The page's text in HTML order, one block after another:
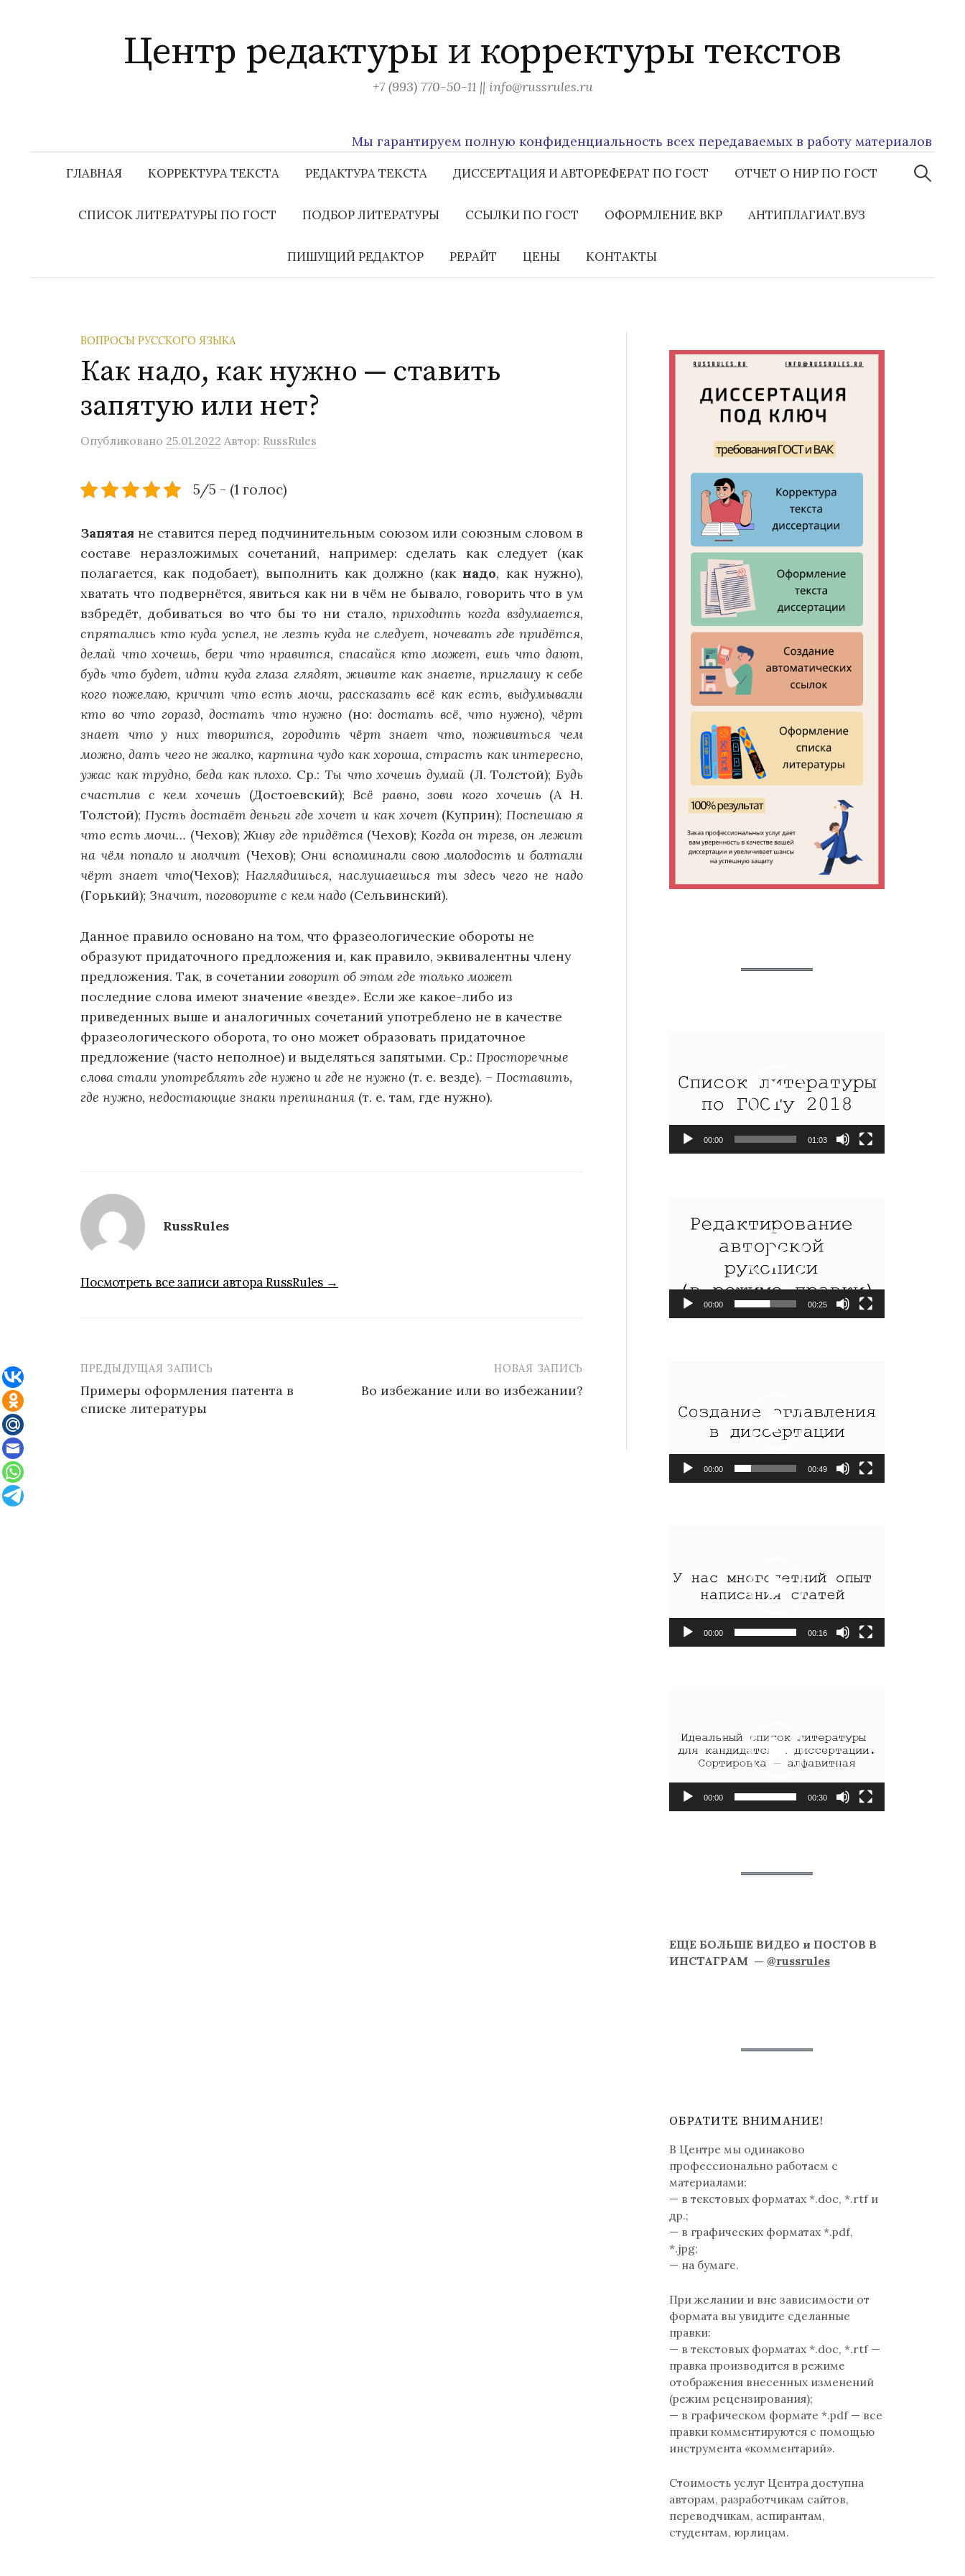
Центр редактуры и корректуры текстов
+7 (993) 770-50-11 || info@russrules.ru
Мы гарантируем полную конфиденциальность всех передаваемых в работу материалов
ГЛАВНАЯ КОРРЕКТУРА ТЕКСТА РЕДАКТУРА ТЕКСТА ДИССЕРТАЦИЯ И АВТОРЕФЕРАТ ПО ГОСТ ОТЧЕТ О НИР ПО ГОСТ
СПИСОК ЛИТЕРАТУРЫ ПО ГОСТ ПОДБОР ЛИТЕРАТУРЫ ССЫЛКИ ПО ГОСТ ОФОРМЛЕНИЕ ВКР АНТИПЛАГИАТ.ВУЗ
ПИШУЩИЙ РЕДАКТОР РЕРАЙТ ЦЕНЫ КОНТАКТЫ
Найти:
ВОПРОСЫ РУССКОГО ЯЗЫКА
Как надо, как нужно — ставить
запятую или нет?
Опубликовано 25.01.2022 Автор: RussRules
5/5 - (1 голос)
Запятая не ставится перед подчинительным союзом или союзным словом в
составе неразложимых сочетаний, например: сделать как следует (как
полагается, как подобает), выполнить как должно (как надо, как нужно),
хватать что подвернётся, явиться как ни в чём не бывало, говорить что в ум
взбредёт, добиваться во что бы то ни стало,приходить когда вздумается,
спрятались кто куда успел, не лезть куда не следует, ночевать где придётся,
делай что хочешь, бери что нравится, спасайся кто может, ешь что дают,
будь что будет, идти куда глаза глядят, живите как знаете, приглашу к себе
кого пожелаю, кричит что есть мочи, рассказать всё как есть, выдумывали
кто во что горазд, достать что нужно (но: достать всё, что нужно), чёрт
знает что у них творится, городить чёрт знает что, поживиться чем
можно, дать чего не жалко, картина чудо как хороша, страсть как интересно,
ужас как трудно, беда как плохо. Ср.: Ты что хочешь думай(Л. Толстой);Будь
счастлив с кем хочешь(Достоевский);Всё равно, зови кого хочешь(А Н.
Толстой); Пусть достаёт деньги где хочет и как хочет(Куприн);Поспешаю я
что есть мочи… (Чехов);Живу где придётся(Чехов); Когда он трезв, он лежит
на чём попало и молчит (Чехов); Они вспоминали свою молодость и болтали
чёрт знает что(Чехов); Наглядишься, наслушаешься ты здесь чего не надо
(Горький); Значит, поговорите с кем надо (Сельвинский).
Данное правило основано на том, что фразеологические обороты не
образуют придаточного предложения и, как правило, эквивалентны члену
предложения. Так, в сочетании говорит об этом где только может
последние слова имеют значение «везде». Если же какое-либо из
приведенных выше и аналогичных сочетаний употреблено не в качестве
фразеологического оборота, то оно может образовать придаточное
предложение (часто неполное) и выделяться запятыми. Ср.: Просторечные
слова стали употреблять где нужно и где не нужно (т. е. везде). – Поставить,
где нужно, недостающие знаки препинания (т. е. там, где нужно).
RussRules
Посмотреть все записи автора RussRules →
Навигация
по
ПРЕДЫДУЩАЯ ЗАПИСЬ
Примеры оформления патента в
списке литературы
НОВАЯ ЗАПИСЬ
Во избежание или во избежании?
00:00 01:03
00:00 00:25
00:00 00:49
00:00 00:16
00:00 00:30
ЕЩЕ БОЛЬШЕ ВИДЕО и ПОСТОВ В
ИНСТАГРАМ —@russrules
ОБРАТИТЕ ВНИМАНИЕ!
В Центре мы одинаково
профессионально работаем с
материалами:
— в текстовых форматах *.doc, *.rtf и
др.;
— в графических форматах *.pdf,
*.jpg;
— на бумаге.
При желании и вне зависимости от
формата вы увидите сделанные
правки:
— в текстовых форматах *.doc, *.rtf —
правка производится в режиме
отображения внесенных изменений
(режим рецензирования);
— в графическом формате *.pdf — все
правки комментируются с помощью
инструмента «комментарий».
Стоимость услуг Центра доступна
авторам, разработчикам сайтов,
переводчикам, аспирантам,
студентам, юрлицам.